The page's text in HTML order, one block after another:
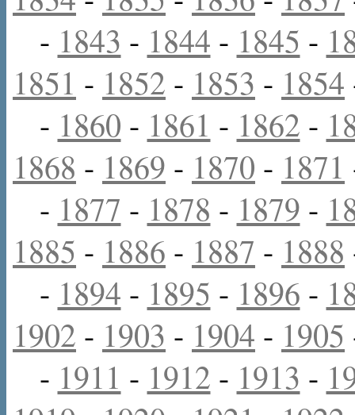
- 1843 - 1844 - 1845 -
1851 - 1852 - 1853 - 1854
- 1860 - 1861 - 1862 -
1868 - 1869 - 1870 - 1871
- 1877 - 1878 - 1879 -
1885 - 1886 - 1887 - 1888
- 1894 - 1895 - 1896 -
1902 - 1903 - 1904 - 1905
- 1911 - 1912 - 1913 -